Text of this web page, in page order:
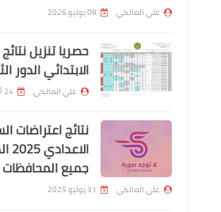
مفوضية الانتخابات.
اخبار العامة
للوجبة الثانية من الاجور
اليومية من المهندسين
الشركات النفطية
علي المالكي 09 يوليو 2026
حصريا تنزيل
الابتدائي الدور
علي المالكي 24 أغسطس 2025
نتائج اعتراضات
جميع المحافظات
علي المالكي 31 يوليو 2025